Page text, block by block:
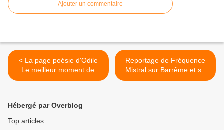
Ajouter un commentaire
< La page poésie d'Odile
:Le meilleur moment des
amours.
Reportage de Fréquence
Mistral sur Barrême et sa
richesse paléontologique >
Hébergé par Overblog
Top articles